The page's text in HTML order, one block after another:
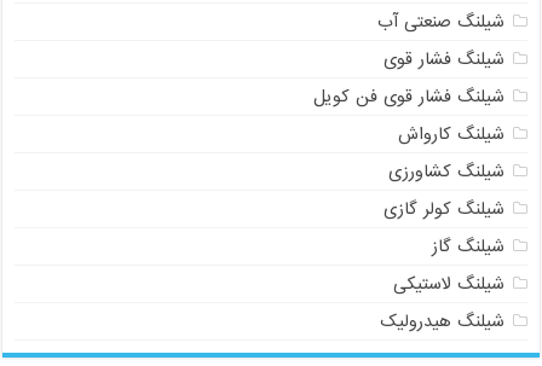
شیلنگ صنعتی آب
شیلنگ فشار قوی
شیلنگ فشار قوی فن کویل
شیلنگ کارواش
شیلنگ کشاورزی
شیلنگ کولر گازی
شیلنگ گاز
شیلنگ لاستیکی
شیلنگ هیدرولیک
09129586863